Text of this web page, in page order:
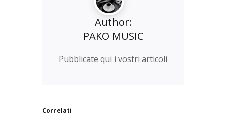
Author:
PAKO MUSIC
Pubblicate qui i vostri articoli
Correlati